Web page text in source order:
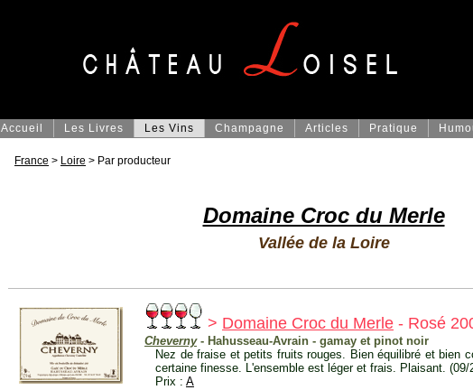
Accueil Les Livres Les Vins Champagne Articles Pratique
France > Loire > Par producteur
Domaine Croc du Merle
Vallée de la Loire
> Domaine Croc du Merle - Rosé
Cheverny- Hahusseau-Avrain - gamay et pinot noir
Nez de fraise et petits fruits rouges. Bien équilibré et bien
certaine finesse. L'ensemble est léger et frais. Plaisant. (09/
Prix : A